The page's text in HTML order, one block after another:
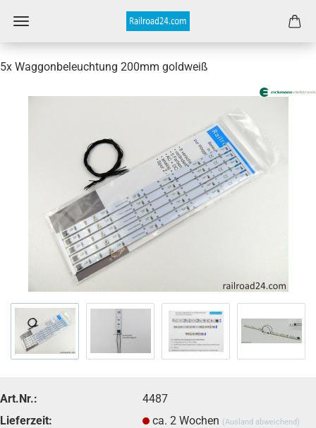
5x Waggonbeleuchtung 200mm goldweiß
Art.Nr.:
4487
Lieferzeit:
ca. 2 Wochen (Ausland abweichend)